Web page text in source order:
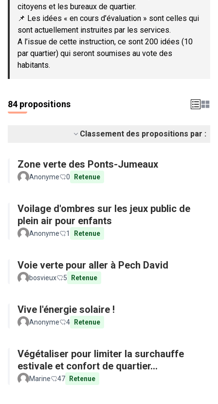
citoyens et les bureaux de quartier.
📌 Les idées « en cours d’évaluation » sont celles qui
sont actuellement instruites par les services.
A l’issue de cette instruction, ce sont 200 idées (10
par quartier) qui seront soumises au vote des
habitants.
84 propositions
Classement des propositions par :
Zone verte des Ponts-Jumeaux
Anonyme 0 Retenue
Voilage d'ombres sur les jeux public de
plein air pour enfants
Anonyme 1 Retenue
Voie verte pour aller à Pech David
bosvieux 5 Retenue
Vive l'énergie solaire !
Anonyme 4 Retenue
Végétaliser pour limiter la surchauffe
estivale et confort de quartier...
Marine 47 Retenue